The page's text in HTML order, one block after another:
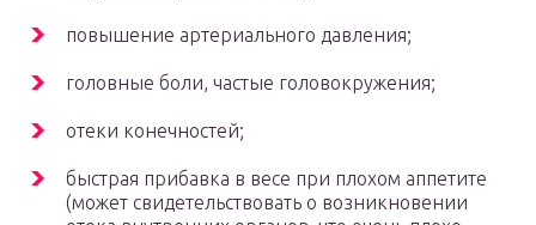
повышение артериального давления;
головные боли, частые головокружения;
отеки конечностей;
быстрая прибавка в весе при плохом аппетите
(может свидетельствовать о возникновении